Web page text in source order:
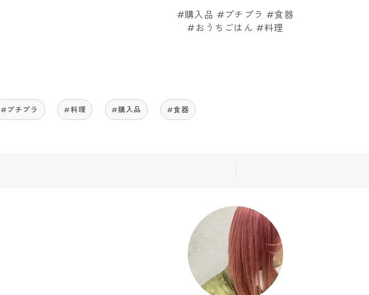
#購入品 #プチプラ #食器
#おうちごはん #料理
#プチプラ #料理 #購入品 #食器